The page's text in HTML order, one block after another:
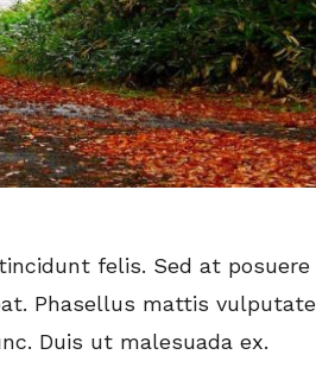
felis. Sed at posuere
Phasellus mattis vulputate
Duis ut malesuada ex.